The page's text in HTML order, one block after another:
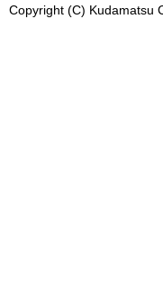
Copyright (C) Kudamatsu